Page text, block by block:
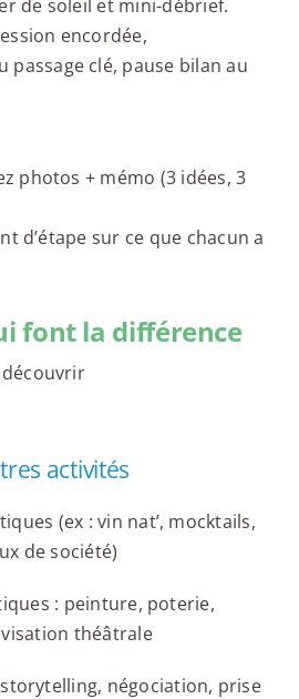
de soleil et mini-débrief.
encordée,
passage clé, pause bilan au
photos + mémo (3 idées, 3
d’étape sur ce que chacun a
font la différence
activités
(ex : vin nat’, mocktails,
de société)
: peinture, poterie,
théâtrale
négociation, prise